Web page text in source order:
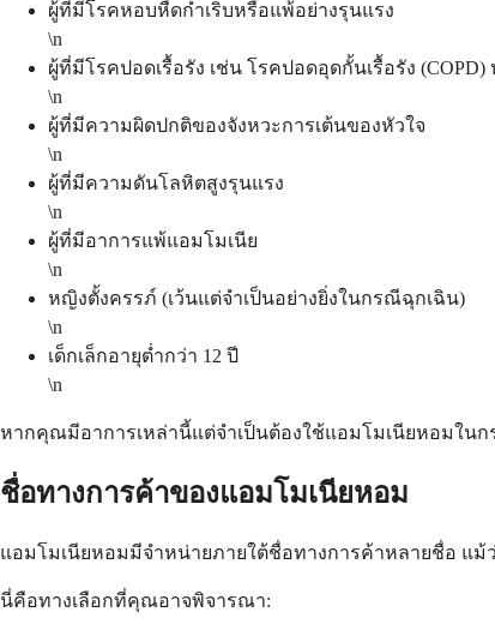
ผู้ที่มีโรคหอบหืดกำเริบหรือแพ้อย่างรุนแรง
\n
ผู้ที่มีโรคปอดเรื้อรัง เช่น โรคปอดอุดกั้นเรื้อรัง
\n
ผู้ที่มีความผิดปกติของจังหวะการเต้นของหัวใจ
\n
ผู้ที่มีความดันโลหิตสูงรุนแรง
\n
ผู้ที่มีอาการแพ้แอมโมเนีย
\n
หญิงตั้งครรภ์ (เว้นแต่จำเป็นอย่างยิ่งในกรณีฉุกเฉิน)
\n
เด็กเล็กอายุต่ำกว่า 12 ปี
\n
หากคุณมีอาการเหล่านี้แต่จำเป็นต้องใช้แอมโมเนียหอมใน
ชื่อทางการค้าของแอมโมเนียหอม
แอมโมเนียหอมมีจำหน่ายภายใต้ชื่อทางการค้าหลายชื่อ แ
นี่คือทางเลือกที่คุณอาจพิจารณา: